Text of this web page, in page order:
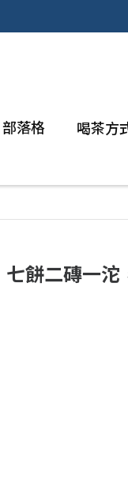
部落格 喝茶方
七餅二磚一